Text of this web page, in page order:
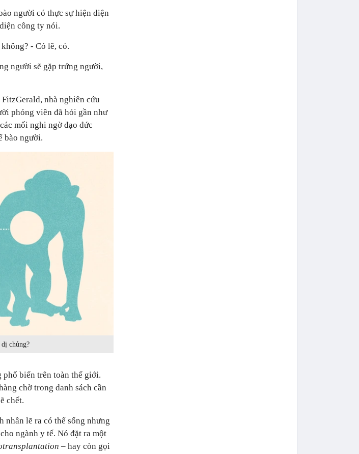
người có thực sự hiện diện
công ty nói.
- Có lẽ, có.
người sẽ gặp trứng người,
nhà nghiên cứu
phóng viên đã hỏi gần như
mối nghi ngờ đạo đức
bào người.
chủng?
biến trên toàn thế giới.
chờ trong danh sách cần
chết.
nhân lẽ ra có thể sống nhưng
ngành y tế. Nó đặt ra một
– hay còn gọi